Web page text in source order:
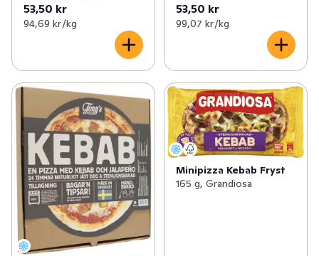
53,50 kr
94,69 kr /kg
53,50 kr
99,07 kr /kg
Minipizza Kebab Fryst
165 g, Grandiosa